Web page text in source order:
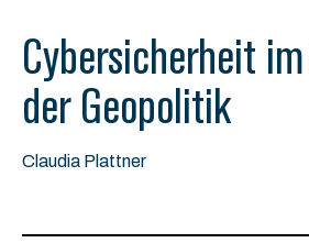
Cybersicherheit
der Geopolitik
Claudia Plattner